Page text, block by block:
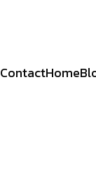
ContactHome